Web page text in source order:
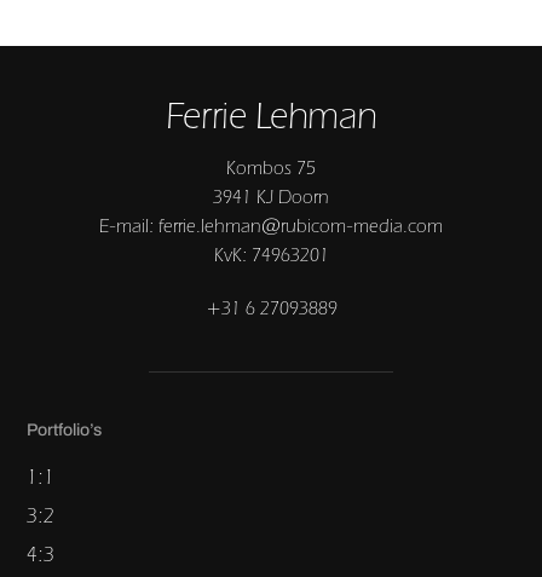
Ferrie Lehman
Kombos 75
3941 KJ Doorn
E-mail: ferrie.lehman@rubicom-media.com
KvK: 74963201
+31 6 27093889
Portfolio’s
1:1
3:2
4:3